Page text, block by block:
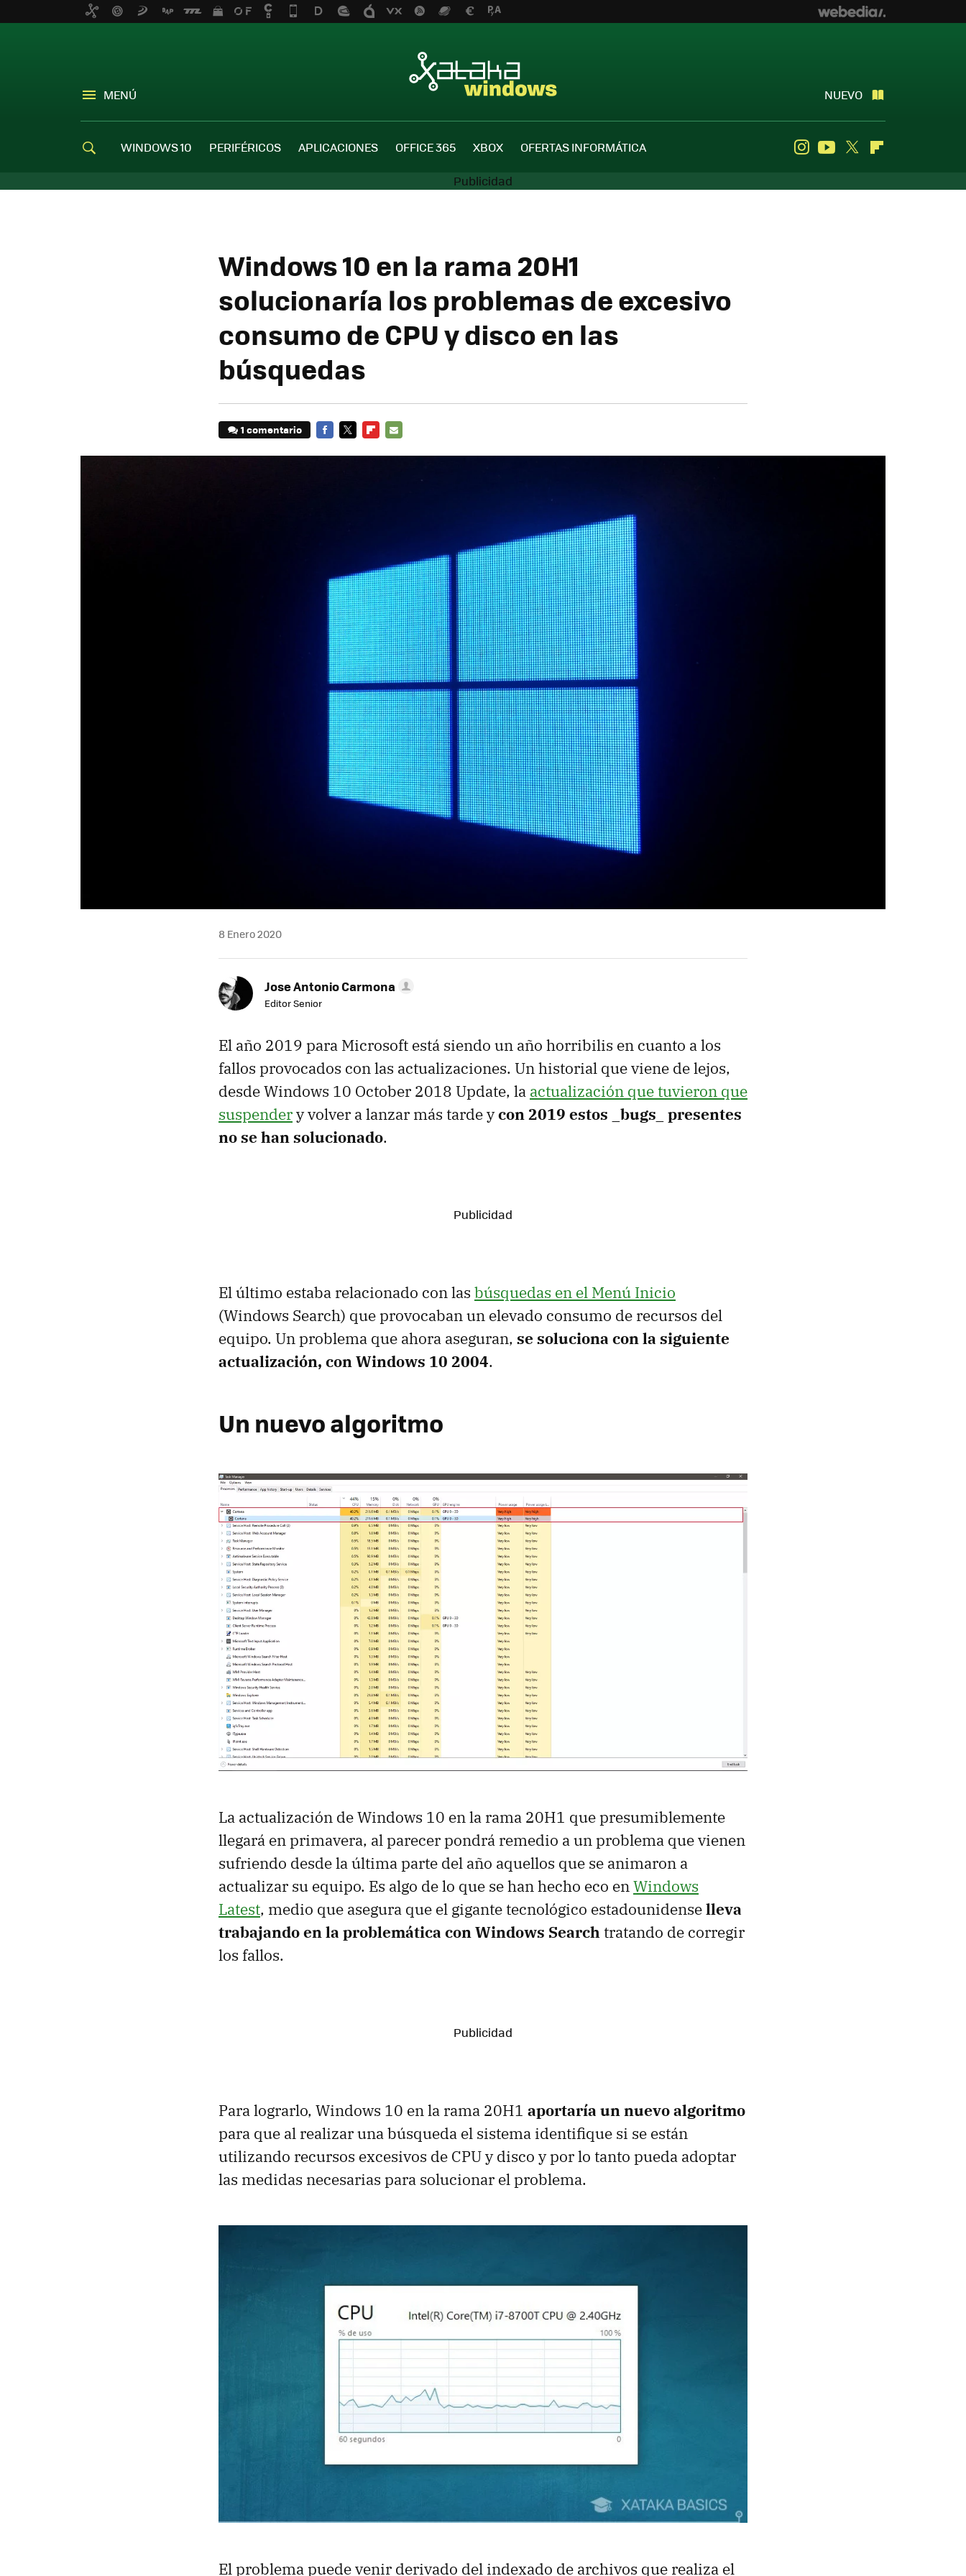
MENÚ NUEVO
WINDOWS 10 PERIFÉRICOS APLICACIONES OFFICE 365 XBOX OFERTAS INFORMÁTICA InstagramYoutube
Twitter
Windows 10 en la rama 20H1
solucionaría los problemas de excesivo
consumo de CPU y disco en las
búsquedas
1 comentario
8 Enero 2020
Jose Antonio Carmona
Editor Senior
El año 2019 para Microsoft está siendo un año horribilis en cuanto a los
fallos provocados con las actualizaciones. Un historial que viene de lejos,
desde Windows 10 October 2018 Update, la actualización que tuvieron que
suspendery volver a lanzar más tarde ycon 2019 estos _bugs_ presentes
no se han solucionado.
El último estaba relacionado con las búsquedas en el Menú Inicio
(Windows Search) que provocaban un elevado consumo de recursos del
equipo. Un problema que ahora aseguran, se soluciona con la siguiente
actualización, con Windows 10 2004.
Un nuevo algoritmo
La actualización de Windows 10 en la rama 20H1 que presumiblemente
llegará en primavera, al parecer pondrá remedio a un problema que vienen
sufriendo desde la última parte del año aquellos que se animaron a
actualizar su equipo. Es algo de lo que se han hecho eco enWindows
Latest, medio que asegura que el gigante tecnológico estadounidenselleva
trabajando en la problemática con Windows Search tratando de corregir
los fallos.
Para lograrlo, Windows 10 en la rama 20H1 aportaría un nuevo algoritmo
para que al realizar una búsqueda el sistema identifique si se están
utilizando recursos excesivos de CPU y disco y por lo tanto pueda adoptar
las medidas necesarias para solucionar el problema.
El problema puede venir derivado del indexado de archivos que realiza el